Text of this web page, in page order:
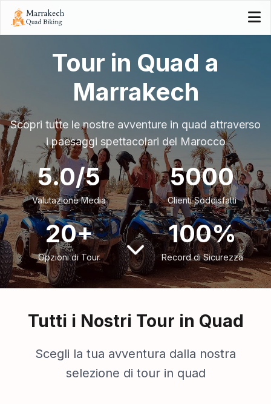
Tour in Quad a
Marrakech
Scopri tutte le nostre avventure in quad attraverso
i paesaggi spettacolari del Marocco
5.0/5
Valutazione Media
5000
Clienti Soddisfatti
20+
Opzioni di Tour
100%
Record di Sicurezza
Tutti i Nostri Tour in Quad
Scegli la tua avventura dalla nostra
selezione di tour in quad